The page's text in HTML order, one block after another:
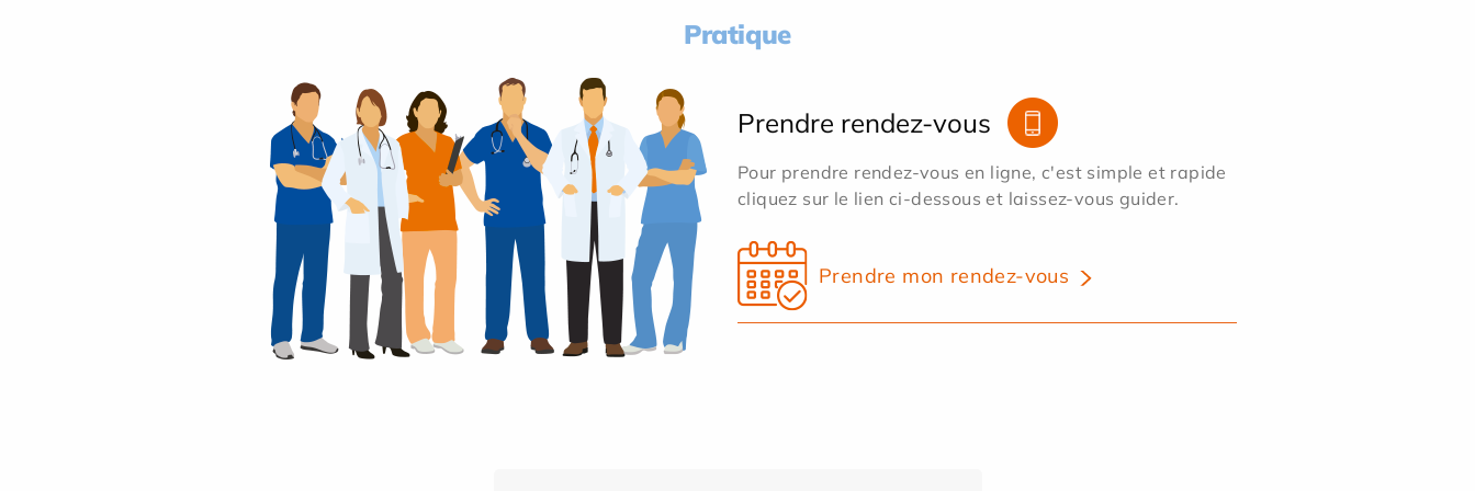
Pratique
Prendre rendez-vous
Pour prendre rendez-vous en ligne, c'est simple et rapide
cliquez sur le lien ci-dessous et laissez-vous guider.
Prendre mon rendez-vous